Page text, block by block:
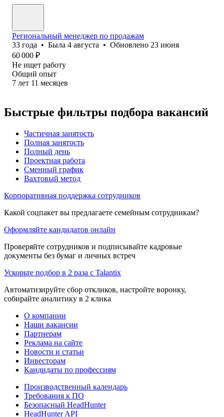
Региональный менеджер по продажам
33 года • Была 4 августа • Обновлено 23 июня
60 000 ₽
Не ищет работу
Общий опыт
7 лет 11 месяцев
Быстрые фильтры подбора вакансий
Частичная занятость
Полная занятость
Полный день
Проектная работа
Сменный график
Вахтовый метод
Корпоративная поддержка сотрудников
Какой соцпакет вы предлагаете семейным сотрудникам?
Оформляйте кандидатов онлайн
Проверяйте сотрудников и подписывайте кадровые
документы без бумаг и личных встреч
Ускорьте подбор в 2 раза с Talantix
Автоматизируйте сбор откликов, настройте воронку,
собирайте аналитику в 2 клика
О компании
Наши вакансии
Партнерам
Реклама на сайте
Новости и статьи
Инвесторам
Кандидаты по профессиям
Производственный календарь
Требования к ПО
Безопасный HeadHunter
HeadHunter API